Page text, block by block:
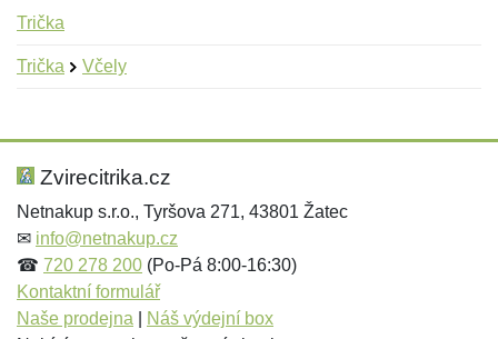
Trička
Trička Včely
Hodnocení:
Jméno: *
Jméno:
E-mail:*
Zvirecitrika.cz
Netnakup s.r.o., Tyršova 271, 43801 Žatec
✉ info@netnakup.cz
☎ 720 278 200 (Po-Pá 8:00-16:30)
Kontaktní formulář
Naše prodejna
Náš výdejní box